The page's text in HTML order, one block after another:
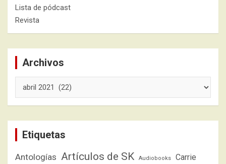
Lista de pódcast
Revista
Archivos
Etiquetas
Antologías Artículos de SK Audiobooks Carrie